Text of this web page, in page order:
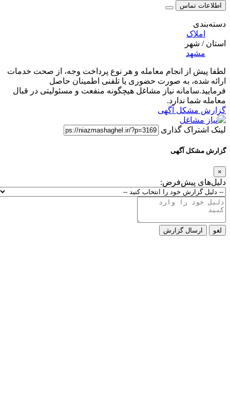
اطلاعات تماس
دسته‌بندی
املاک
استان / شهر
مشهد
لطفا پیش از انجام معامله و هر نوع پرداخت وجه، از صحت خدمات
ارائه شده، به صورت حضوری یا تلفنی اطمینان حاصل
فرمایید.سامانه نیاز مشاغل هیچگونه منفعت و مسئولیتی در قبال
معامله شما ندارد.
گزارش مشکل آگهی
لینک اشتراک گذاری
گزارش مشکل آگهی
×
دلیل‌های پیش‌فرض:
لغو ارسال گزارش